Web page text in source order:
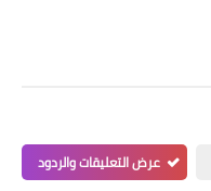
عرض التعليقات والردود